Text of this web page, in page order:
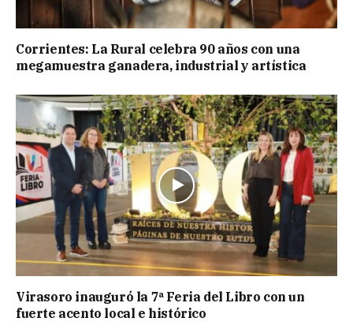
Corrientes: La Rural celebra 90 años con una
megamuestra ganadera, industrial y artística
Virasoro inauguró la 7ª Feria del Libro con un
fuerte acento local e histórico